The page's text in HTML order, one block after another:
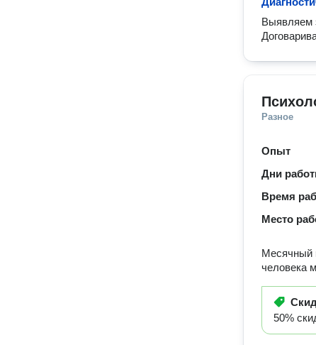
Выявляем
Разное
Опыт
Дни
Время
Место
Месячный
человека
50%